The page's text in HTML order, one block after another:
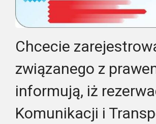
Chcecie
związanego z
informują, iż
Komunikacji i